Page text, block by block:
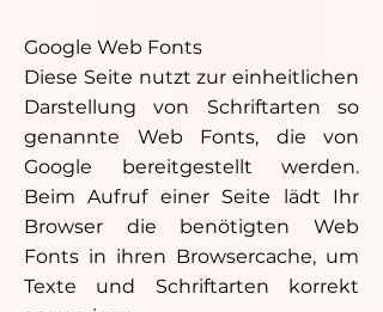
Google Web Fonts
Diese Seite nutzt zur einheitlichen
Darstellung von Schriftarten so
genannte Web Fonts, die von
Google bereitgestellt werden.
Beim Aufruf einer Seite lädt Ihr
Browser die benötigten Web
Fonts in ihren Browsercache, um
Texte und Schriftarten korrekt